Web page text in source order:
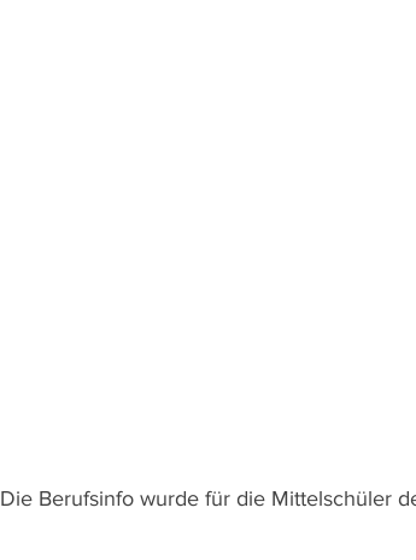
Die Berufsinfo wurde für die Mittelschüler